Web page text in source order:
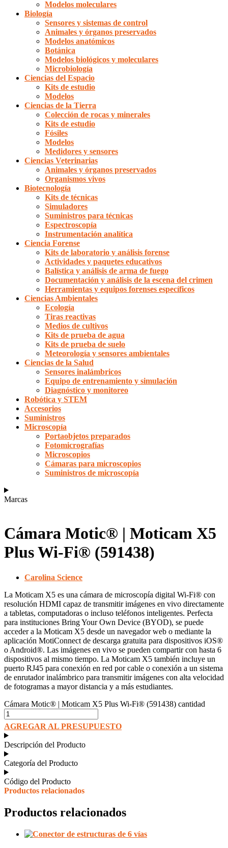
Modelos moleculares
Biología
Sensores y sistemas de control
Animales y órganos preservados
Modelos anatómicos
Botánica
Modelos biológicos y moleculares
Microbiología
Ciencias del Espacio
Kits de estudio
Modelos
Ciencias de la Tierra
Colección de rocas y minerales
Kits de estudio
Fósiles
Modelos
Medidores y sensores
Ciencias Veterinarias
Animales y órganos preservados
Organismos vivos
Biotecnología
Kits de técnicas
Simuladores
Suministros para técnicas
Espectroscopía
Instrumentación analítica
Ciencia Forense
Kits de laboratorio y análisis forense
Actividades y paquetes educativos
Balística y análisis de arma de fuego
Documentación y análisis de la escena del crimen
Herramientas y equipos forenses específicos
Ciencias Ambientales
Ecología
Tiras reactivas
Medios de cultivos
Kits de prueba de agua
Kits de prueba de suelo
Meteorología y sensores ambientales
Ciencias de la Salud
Sensores inalámbricos
Equipo de entrenamiento y simulación
Diagnóstico y monitoreo
Robótica y STEM
Accesorios
Suministros
Microscopía
Portaobjetos preparados
Fotomicrografías
Microscopios
Cámaras para microscopios
Suministros de microscopía
Marcas
Cámara Motic® | Moticam X5
Plus Wi-Fi® (591438)
Carolina Science
La Moticam X5 es una cámara de microscopía digital Wi-Fi® con
resolución HDMI capaz de transmitir imágenes en vivo directamente
a tabletas, computadoras o incluso teléfonos inteligentes. Perfecta
para instituciones Bring Your Own Device (BYOD), se puede
acceder a la Moticam X5 desde un navegador web o mediante la
aplicación MotiConnect de descarga gratuita para dispositivos iOS®
o Android®. Las imágenes en vivo se pueden compartir con hasta 6
dispositivos al mismo tiempo. La Moticam X5 también incluye un
puerto RJ45 para conexión en red por cable o conexión a un sistema
de enrutador inalámbrico para transmitir imágenes con alta velocidad
de fotogramas a mayor distancia y a más estudiantes.
Cámara Motic® | Moticam X5 Plus Wi-Fi® (591438) cantidad
AGREGAR AL PRESUPUESTO
Descripción del Producto
Categoría del Producto
Código del Producto
Productos relacionados
Productos relacionados